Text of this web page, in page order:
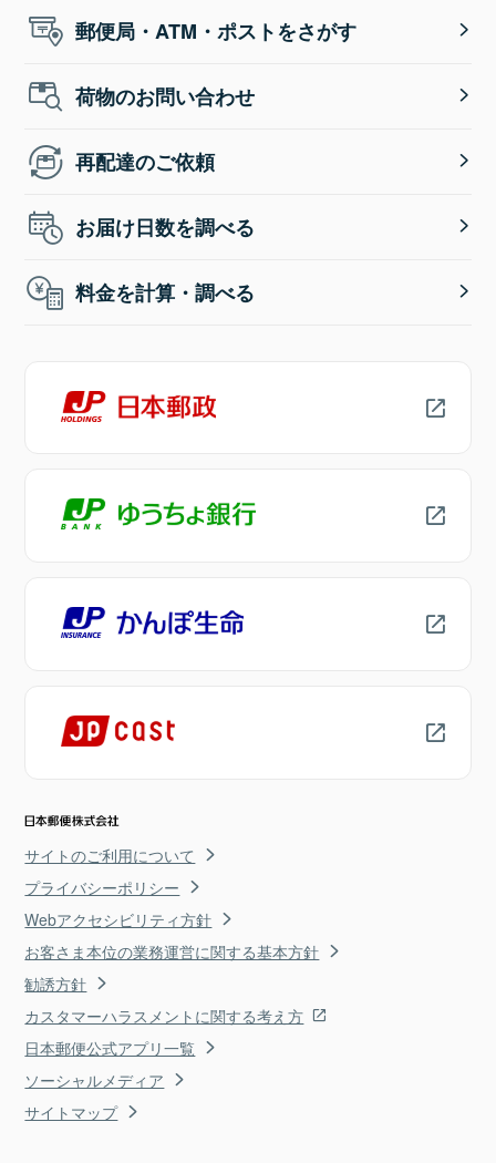
郵便局・ATM・ポストをさがす
荷物のお問い合わせ
再配達のご依頼
お届け日数を調べる
料金を計算・調べる
サイトのご利用について
プライバシーポリシー
Webアクセシビリティ方針
お客さま本位の業務運営に関する基本方針
勧誘方針
カスタマーハラスメントに関する考え方
日本郵便公式アプリ一覧
ソーシャルメディア
サイトマップ